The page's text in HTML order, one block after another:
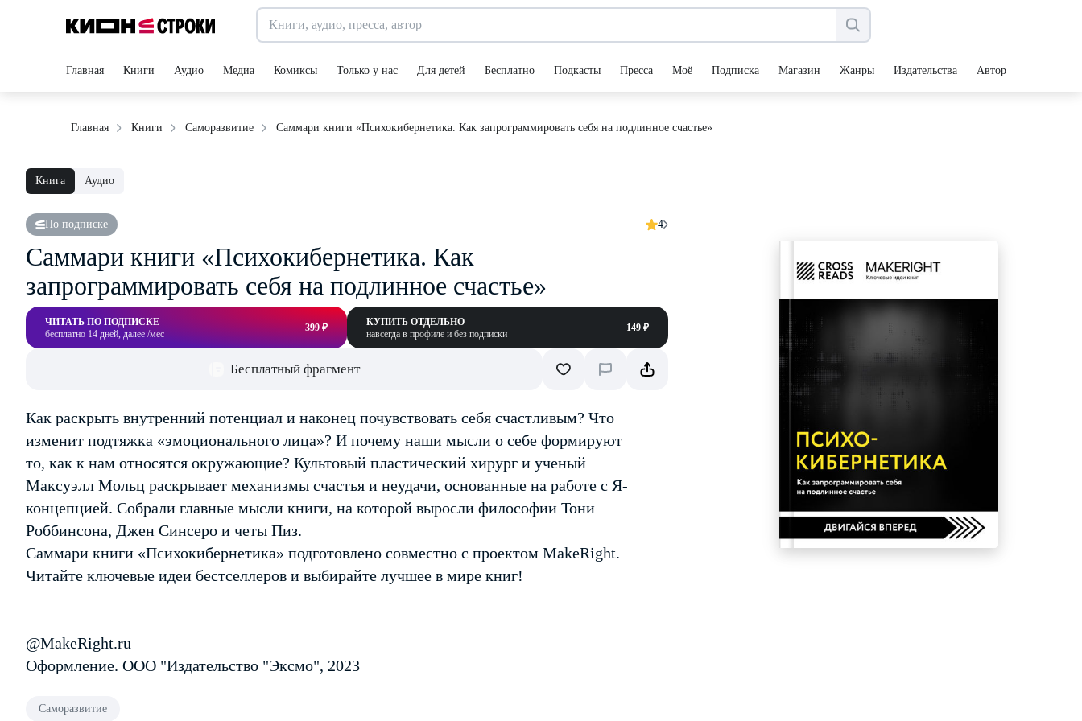
Главная Книги Аудио Медиа Комиксы Только у нас Для детей Бесплатно Подкасты Пресса Моё Подписка Магазин Жанры Издательства Авторы
Главная Книги Саморазвитие Саммари книги «Психокибернетика. Как запрограммировать себя на подлинное счастье»
Книга Аудио
По подписке 4
Саммари книги «Психокибернетика. Как
запрограммировать себя на подлинное счастье»
ЧИТАТЬ ПО ПОДПИСКЕ
бесплатно 14 дней, далее /мес
399 ₽
КУПИТЬ ОТДЕЛЬНО
навсегда в профиле и без подписки
149 ₽
Бесплатный фрагмент
Как раскрыть внутренний потенциал и наконец почувствовать себя счастливым? Что
изменит подтяжка «эмоционального лица»? И почему наши мысли о себе формируют
то, как к нам относятся окружающие? Культовый пластический хирург и ученый
Максуэлл Мольц раскрывает механизмы счастья и неудачи, основанные на работе с Я-
концепцией. Собрали главные мысли книги, на которой выросли философии Тони
Роббинсона, Джен Синсеро и четы Пиз.
Саммари книги «Психокибернетика» подготовлено совместно с проектом MakeRight.
Читайте ключевые идеи бестселлеров и выбирайте лучшее в мире книг!
@MakeRight.ru
Оформление. ООО "Издательство "Эксмо", 2023
Саморазвитие